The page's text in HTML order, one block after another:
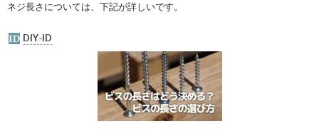
ネジ長さについては、下記が詳しいです。